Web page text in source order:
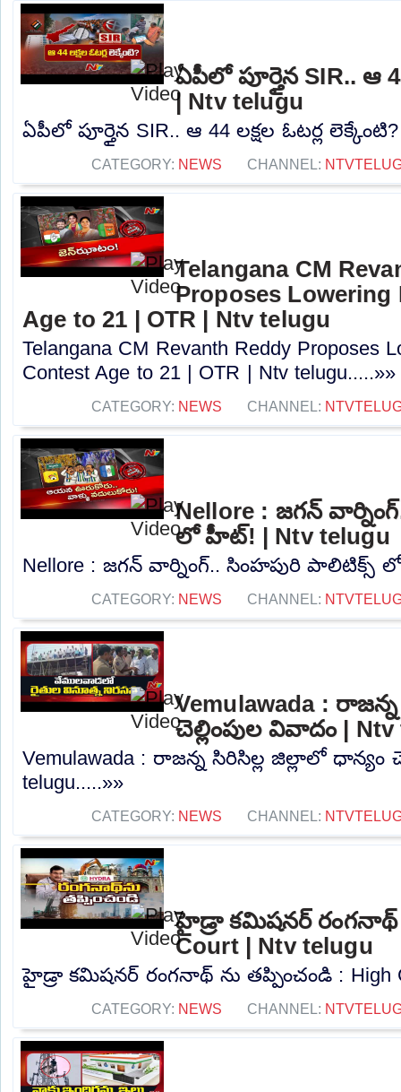
ఏపీలో పూర్తైన SIR.. ఆ
| Ntv telugu
ఏపీలో పూర్తైన SIR.. ఆ 44 లక్షల ఓటర్ల
CATEGORY: NEWS CHANNEL:
Telangana CM
Proposes Lowering
Age to 21 | OTR | Ntv telugu
Telangana CM Revanth Reddy Proposes
Contest Age to 21 | OTR | Ntv telugu.....»»
CATEGORY: NEWS CHANNEL:
Nellore : జగన్
లో హీట్! | Ntv telugu
Nellore : జగన్ వార్నింగ్.. సింహపురి పాలిటిక్స్
CATEGORY: NEWS CHANNEL:
Vemulawada :
చెల్లింపుల వివాదం |
Vemulawada : రాజన్న సిరిసిల్ల జిల్లాలో ధాన్యం
telugu.....»»
CATEGORY: NEWS CHANNEL:
హైడ్రా కమిషనర్ రంగనాథ్
Court | Ntv telugu
హైడ్రా కమిషనర్ రంగనాథ్ ను తప్పించండి : High
CATEGORY: NEWS CHANNEL: